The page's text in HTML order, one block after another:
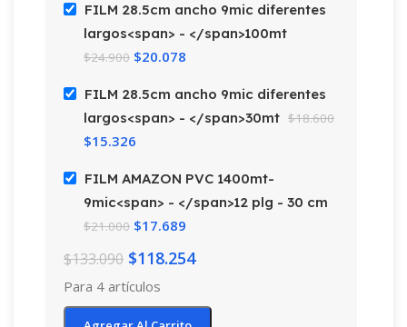
FILM 28.5cm ancho 9mic diferentes
largos<span> - </span>100mt
$24.900 $20.078
FILM 28.5cm ancho 9mic diferentes
largos<span> - </span>30mt $18.600
$15.326
FILM AMAZON PVC 1400mt-
9mic<span> - </span>12 plg - 30 cm
$21.000 $17.689
$133.090 $118.254
Para 4 artículos